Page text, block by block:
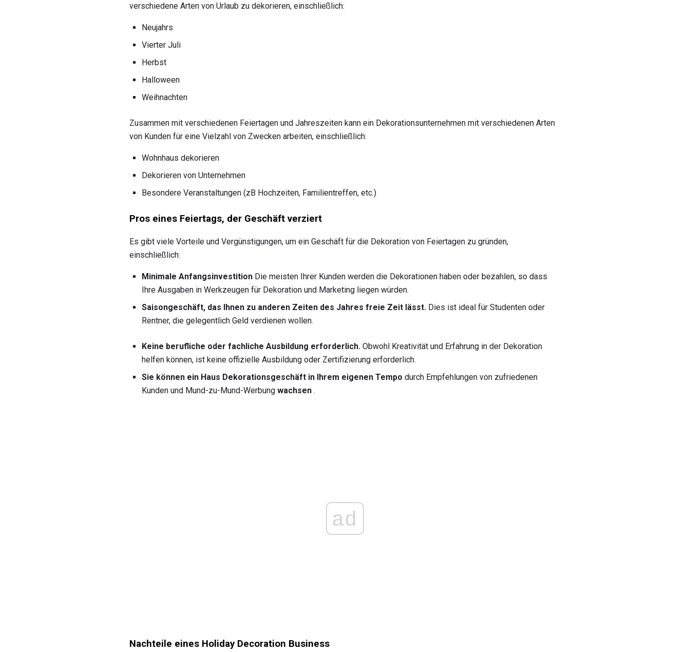
verschiedene Arten von Urlaub zu dekorieren, einschließlich:
Neujahrs
Vierter Juli
Herbst
Halloween
Weihnachten
Zusammen mit verschiedenen Feiertagen und Jahreszeiten kann ein Dekorationsunternehmen mit verschiedenen Arten
von Kunden für eine Vielzahl von Zwecken arbeiten, einschließlich:
Wohnhaus dekorieren
Dekorieren von Unternehmen
Besondere Veranstaltungen (zB Hochzeiten, Familientreffen, etc.)
Pros eines Feiertags, der Geschäft verziert
Es gibt viele Vorteile und Vergünstigungen, um ein Geschäft für die Dekoration von Feiertagen zu gründen,
einschließlich:
Minimale Anfangsinvestition Die meisten Ihrer Kunden werden die Dekorationen haben oder bezahlen, so dass
Ihre Ausgaben in Werkzeugen für Dekoration und Marketing liegen würden.
Saisongeschäft, das Ihnen zu anderen Zeiten des Jahres freie Zeit lässt. Dies ist ideal für Studenten oder
Rentner, die gelegentlich Geld verdienen wollen.
Keine berufliche oder fachliche Ausbildung erforderlich. Obwohl Kreativität und Erfahrung in der Dekoration
helfen können, ist keine offizielle Ausbildung oder Zertifizierung erforderlich.
Sie können ein Haus Dekorationsgeschäft in Ihrem eigenen Tempo durch Empfehlungen von zufriedenen
Kunden und Mund-zu-Mund-Werbung wachsen .
ad
Nachteile eines Holiday Decoration Business